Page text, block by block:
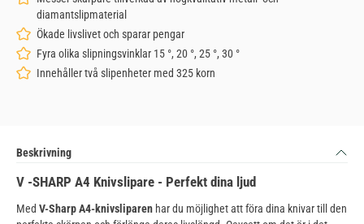
diamantslipmaterial
Ökade livslivet och sparar pengar
Fyra olika slipningsvinklar 15 °, 20 °, 25 °, 30 °
Innehåller två slipenheter med 325 korn
Beskrivning
V -SHARP A4 Knivslipare - Perfekt dina ljud
Med V-Sharp A4-knivsliparen har du möjlighet att föra dina knivar till den